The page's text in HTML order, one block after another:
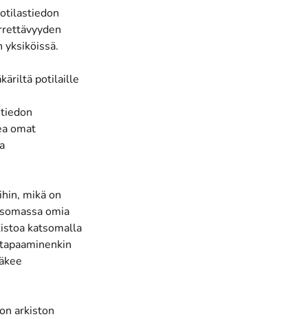
potilaille
omat
mikä on
omia
katsomalla
arkiston